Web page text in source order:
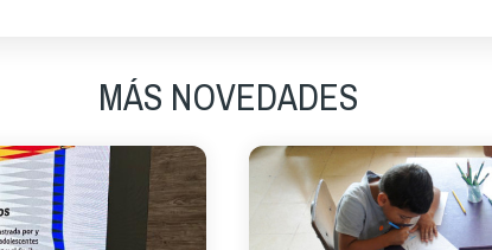
MÁS NOVEDADES